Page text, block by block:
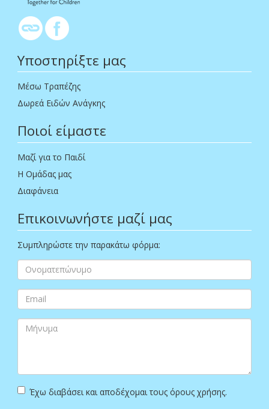
Υποστηρίξτε μας
Μέσω Τραπέζης
Δωρεά Ειδών Ανάγκης
Ποιοί είμαστε
Μαζί για το Παιδί
Η Ομάδας μας
Διαφάνεια
Επικοινωνήστε μαζί μας
Συμπληρώστε την παρακάτω φόρμα:
Έχω διαβάσει και αποδέχομαι τους όρους χρήσης.